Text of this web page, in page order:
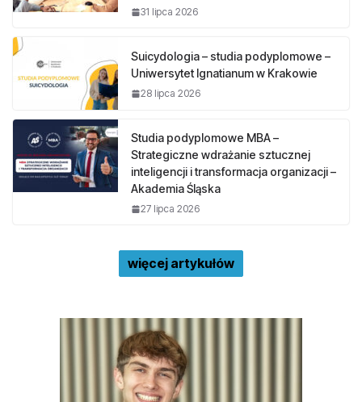
31 lipca 2026
Suicydologia – studia podyplomowe –
Uniwersytet Ignatianum w Krakowie
28 lipca 2026
Studia podyplomowe MBA –
Strategiczne wdrażanie sztucznej
inteligencji i transformacja organizacji –
Akademia Śląska
27 lipca 2026
więcej artykułów